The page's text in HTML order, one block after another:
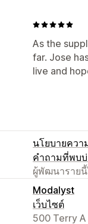
As the
far. Jose
live and
นโยบายควา
คำถามที่พบ
ผู้พัฒนารายนี้
Modalyst
เว็บไซต์
500 Terry A